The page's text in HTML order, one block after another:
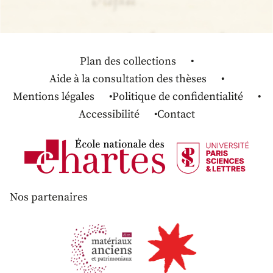
Plan des collections
Aide à la consultation des thèses
Mentions légales
Politique de confidentialité
Accessibilité
Contact
Nos partenaires